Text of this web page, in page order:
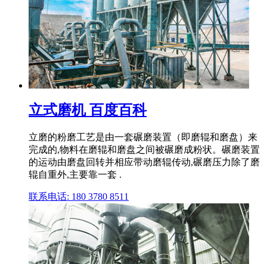
立式磨机 百度百科
立磨的粉磨工艺是由一套碾磨装置（即磨辊和磨盘）来
完成的,物料在磨辊和磨盘之间被碾磨成粉状。碾磨装置
的运动由磨盘回转并相应带动磨辊传动,碾磨压力除了磨
辊自重外,主要靠一套 .
联系电话: 180 3780 8511